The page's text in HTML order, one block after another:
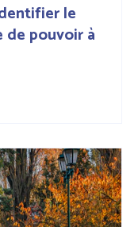
le
de pouvoir à